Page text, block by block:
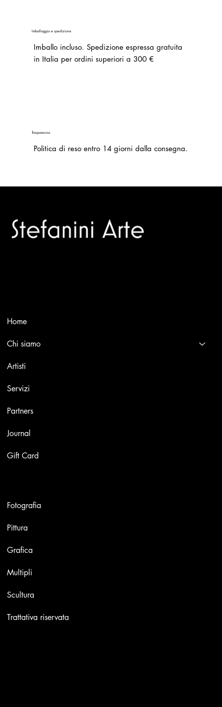
Imballaggio e spedizione
Imballo incluso. Spedizione espressa gratuita
in Italia per ordini superiori a 300 €
Trasparenza
Politica di reso entro 14 giorni dalla consegna.
Home
Chi siamo
Artisti
Servizi
Partners
Journal
Gift Card
Fotografia
Pittura
Grafica
Multipli
Scultura
Trattativa riservata